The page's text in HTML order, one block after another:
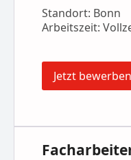
Standort: Bonn
Arbeitszeit:
Jetzt bewerben